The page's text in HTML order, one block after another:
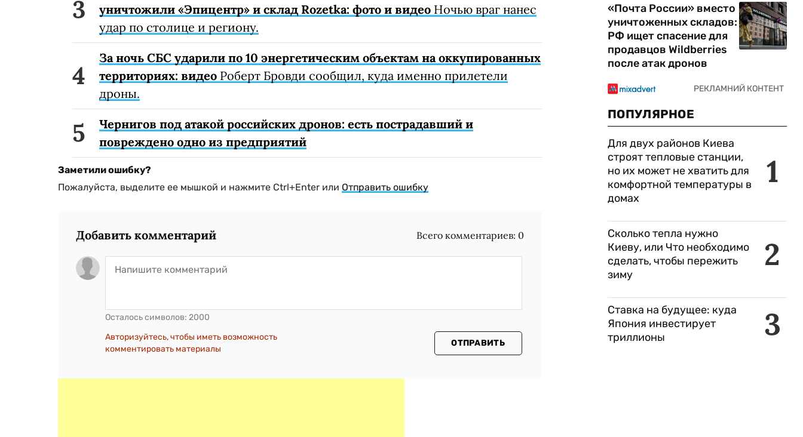
уничтожили «Эпицентр» и склад Rozetka: фото и видео Ночью враг нанес
удар по столице и региону.
За ночь СБС ударили по 10 энергетическим объектам на оккупированных
территориях: видео Роберт Бровди сообщил, куда именно прилетели
дроны.
Чернигов под атакой российских дронов: есть пострадавший и
повреждено одно из предприятий
Заметили ошибку?
Пожалуйста, выделите ее мышкой и нажмите Ctrl+Enter или Отправить ошибку
Добавить комментарий Всего комментариев: 0
Осталось символов: 2000
Авторизуйтесь, чтобы иметь возможность
комментировать материалы
ОТПРАВИТЬ
«Почта России» вместо
уничтоженных складов:
РФ ищет спасение для
продавцов Wildberries
после атак дронов
ПОПУЛЯРНОЕ
1
Для двух районов Киева
строят тепловые станции,
но их может не хватить для
комфортной температуры в
домах
2
Сколько тепла нужно
Киеву, или Что необходимо
сделать, чтобы пережить
зиму
3
Ставка на будущее: куда
Япония инвестирует
триллионы